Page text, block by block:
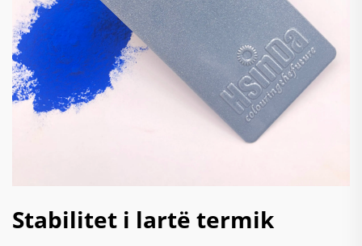
Stabilitet i lartë termik